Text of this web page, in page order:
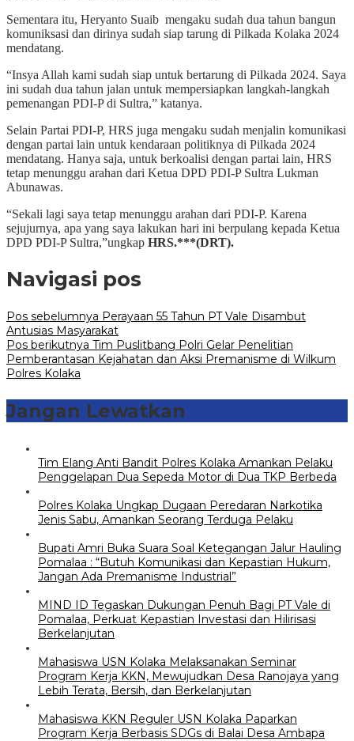
Sementara itu, Heryanto Suaib mengaku sudah dua tahun bangun
komuniksasi dan dirinya sudah siap tarung di Pilkada Kolaka 2024
mendatang.
“Insya Allah kami sudah siap untuk bertarung di Pilkada 2024. Saya
ini sudah dua tahun jalan untuk mempersiapkan langkah-langkah
pemenangan PDI-P di Sultra,” katanya.
Selain Partai PDI-P, HRS juga mengaku sudah menjalin komunikasi
dengan partai lain untuk kendaraan politiknya di Pilkada 2024
mendatang. Hanya saja, untuk berkoalisi dengan partai lain, HRS
tetap menunggu arahan dari Ketua DPD PDI-P Sultra Lukman
Abunawas.
“Sekali lagi saya tetap menunggu arahan dari PDI-P. Karena
sejujurnya, apa yang saya lakukan hari ini berpulang kepada Ketua
DPD PDI-P Sultra,”ungkap HRS.***(DRT).
Navigasi pos
Pos sebelumnya Perayaan 55 Tahun PT Vale Disambut
Antusias Masyarakat
Pos berikutnya Tim Puslitbang Polri Gelar Penelitian
Pemberantasan Kejahatan dan Aksi Premanisme di Wilkum
Polres Kolaka
Jangan Lewatkan
Tim Elang Anti Bandit Polres Kolaka Amankan Pelaku
Penggelapan Dua Sepeda Motor di Dua TKP Berbeda
Polres Kolaka Ungkap Dugaan Peredaran Narkotika
Jenis Sabu, Amankan Seorang Terduga Pelaku
Bupati Amri Buka Suara Soal Ketegangan Jalur Hauling
Pomalaa : “Butuh Komunikasi dan Kepastian Hukum,
Jangan Ada Premanisme Industrial”
MIND ID Tegaskan Dukungan Penuh Bagi PT Vale di
Pomalaa, Perkuat Kepastian Investasi dan Hilirisasi
Berkelanjutan
Mahasiswa USN Kolaka Melaksanakan Seminar
Program Kerja KKN, Mewujudkan Desa Ranojaya yang
Lebih Terata, Bersih, dan Berkelanjutan
Mahasiswa KKN Reguler USN Kolaka Paparkan
Program Kerja Berbasis SDGs di Balai Desa Ambapa